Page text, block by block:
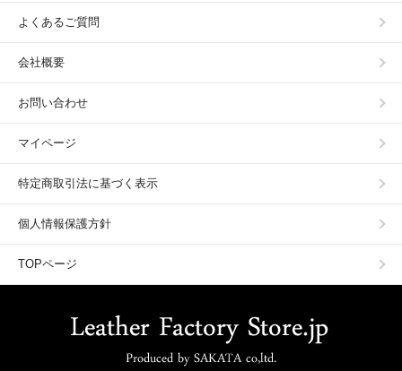
よくあるご質問
会社概要
お問い合わせ
マイページ
特定商取引法に基づく表示
個人情報保護方針
TOPページ